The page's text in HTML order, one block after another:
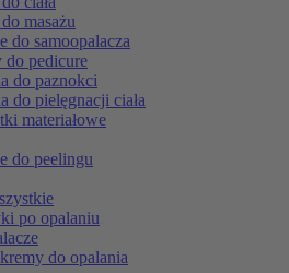
masażu
do samoopalacza
do pedicure
do paznokci
do pielęgnacji ciała
materiałowe
do peelingu
po opalaniu
do opalania